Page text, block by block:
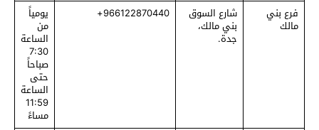
فرع بني
مالك
شارع السوق
بني مالك،
جدة.
966122870440+ يومياً
من
الساعة
7:30
صباحاً
حتى
الساعة
11:59
مساءً